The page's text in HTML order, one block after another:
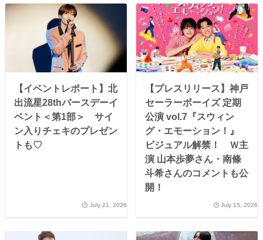
【イベントレポート】北
出流星28thバースデーイ
ベント＜第1部＞ サイ
ン入りチェキのプレゼン
トも♡
July 21, 2026
【プレスリリース】神戸
セーラーボーイズ 定期
公演 vol.7『スウィン
グ・エモーション！』
ビジュアル解禁！ Ｗ主
演 山本歩夢さん・南條
斗希さんのコメントも公
開！
July 15, 2026